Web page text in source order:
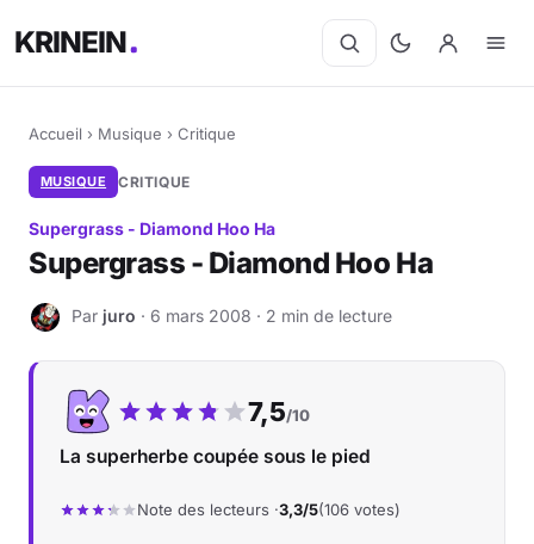
KRINEIN
Accueil › Musique › Critique
MUSIQUE CRITIQUE
Supergrass - Diamond Hoo Ha
Supergrass - Diamond Hoo Ha
J Par juro · 6 mars 2008 · 2 min de lecture
Notre note :
7,5/10
La superherbe coupée sous le pied
Note des lecteurs ·3,3/5(106 votes)